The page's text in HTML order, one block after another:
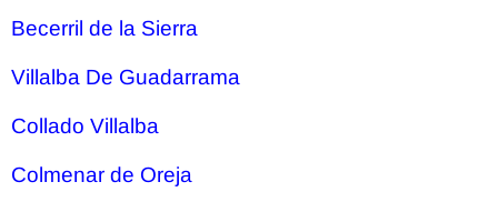
Becerril de la Sierra
Villalba De Guadarrama
Collado Villalba
Colmenar de Oreja